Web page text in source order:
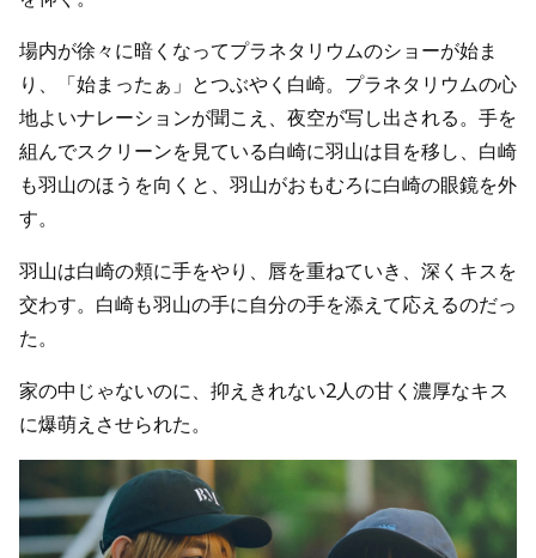
場内が徐々に暗くなってプラネタリウムのショーが始ま
り、「始まったぁ」とつぶやく白崎。プラネタリウムの心
地よいナレーションが聞こえ、夜空が写し出される。手を
組んでスクリーンを見ている白崎に羽山は目を移し、白崎
も羽山のほうを向くと、羽山がおもむろに白崎の眼鏡を外
す。
羽山は白崎の頬に手をやり、唇を重ねていき、深くキスを
交わす。白崎も羽山の手に自分の手を添えて応えるのだっ
た。
家の中じゃないのに、抑えきれない2人の甘く濃厚なキス
に爆萌えさせられた。